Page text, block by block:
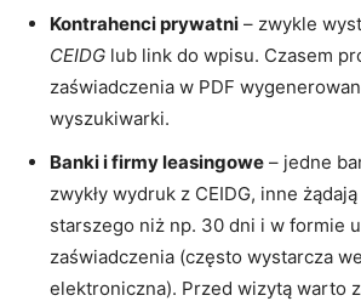
Kontrahenci prywatni – zwykle
CEIDG lub link do wpisu. Czasem
zaświadczenia w PDF
wyszukiwarki.
Banki i firmy leasingowe – jedne
zwykły wydruk z CEIDG, inne
starszego niż np. 30 dni i w formie
zaświadczenia (często wystarcza
elektroniczna). Przed wizytą warto